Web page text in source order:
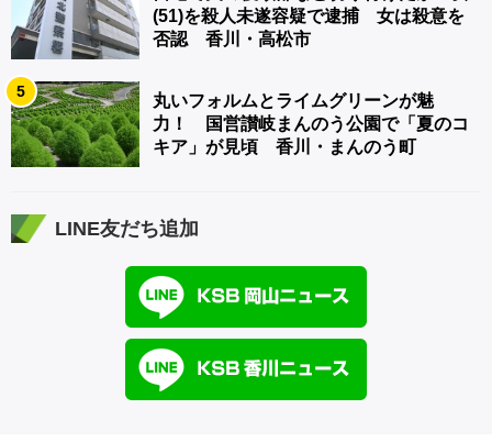
(51)を殺人未遂容疑で逮捕 女は殺意を
否認 香川・高松市
5
丸いフォルムとライムグリーンが魅
力！ 国営讃岐まんのう公園で「夏のコ
キア」が見頃 香川・まんのう町
LINE友だち追加